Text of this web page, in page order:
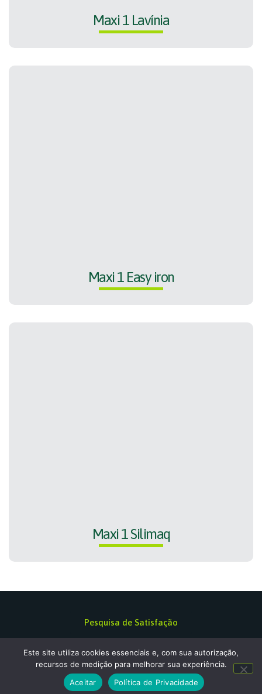
Maxi 1 Lavínia
Maxi 1 Easy iron
Maxi 1 Silimaq
Pesquisa de Satisfação
Este site utiliza cookies essenciais e, com sua autorização,
recursos de medição para melhorar sua experiência.
Aceitar
Política de Privacidade